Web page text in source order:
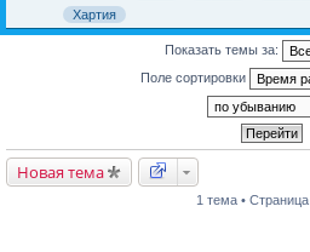
Хартия
Показать темы за:
Поле сортировки
Новая тема
1 тема • Страница